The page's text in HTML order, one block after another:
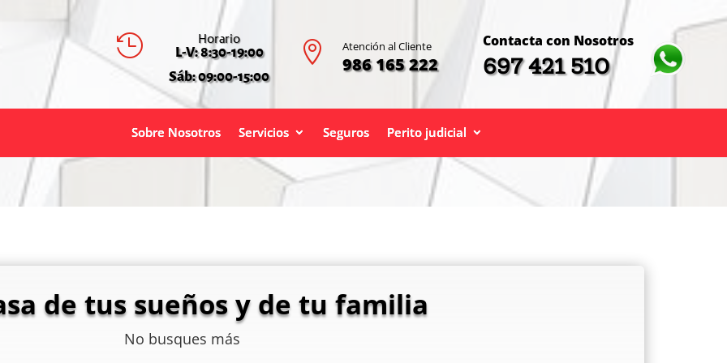
 Horario
L-V: 8:30-19:00
Sáb: 09:00-15:00
 Atención al Cliente
986 165 222
Contacta con Nosotros
697 421 510
Sobre Nosotros Servicios Seguros Perito judicial
de tus sueños y de tu familia
No busques más